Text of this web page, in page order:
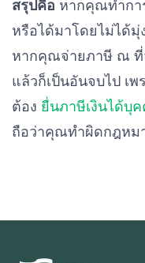
สรุปคือ หากคุณทำกา
หรือได้มาโดยไม่ได้มุ่
หากคุณจ่ายภาษี ณ ที่
แล้วก็เป็นอันจบไป เ
ต้อง ยื่นภาษีเงินได้บุ
ถือว่าคุณทำผิดกฎหม